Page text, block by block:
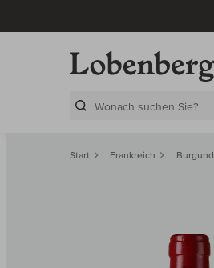
Start Frankreich Burgund